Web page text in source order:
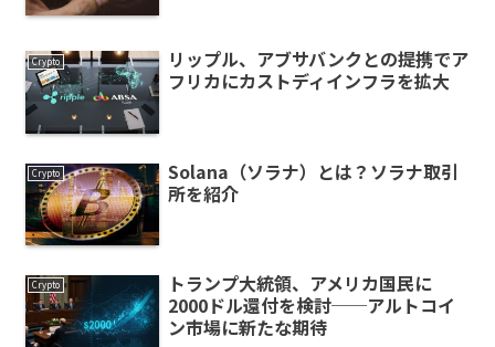
Crypto
リップル、アブサバンクとの提携でア
フリカにカストディインフラを拡大
Crypto
Solana（ソラナ）とは？ソラナ取引
所を紹介
Crypto
トランプ大統領、アメリカ国民に
2000ドル還付を検討──アルトコイ
ン市場に新たな期待